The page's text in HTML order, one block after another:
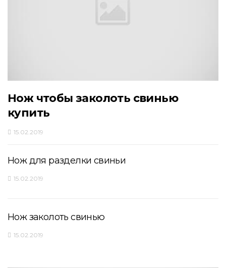
Нож чтобы заколоть свинью
купить
15.02.2019
Нож для разделки свиньи
15.02.2019
Нож заколоть свинью
15.02.2019